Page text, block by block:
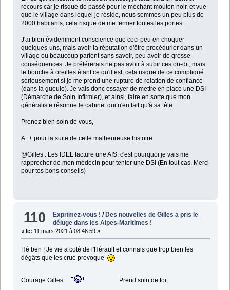
recours car je risque de passé pour le méchant mouton noir, et vue
que le village dans lequel je réside, nous sommes un peu plus de
2000 habitants, cela risque de me fermer toutes les portes.
J'ai bien évidemment conscience que ceci peu en choquer
quelques-uns, mais avoir la réputation d'être procédurier dans un
village ou beaucoup parlent sans savoir, peu avoir de grosse
conséquences. Je préférerais ne pas avoir à subir ces on-dit, mais
le bouche à oreilles étant ce qu'il est, cela risque de ce compliqué
sérieusement si je me prend une rupture de relation de confiance
(dans la gueule). Je vais donc essayer de mettre en place une DSI
(Démarche de Soin Infirmier), et ainsi, faire en sorte que mon
généraliste résonne le cabinet qui n'en fait qu'à sa tête.
Prenez bien soin de vous,
A++ pour la suite de cette malheureuse histoire
@Gilles : Les IDEL facture une AIS, c'est pourquoi je vais me
rapprocher de mon médecin pour tenter une DSI (En tout cas, Merci
pour tes bons conseils)
110 Exprimez-vous ! / Des nouvelles de Gilles a pris le
déluge dans les Alpes-Maritimes !
« le: 11 mars 2021 à 08:46:59 »
Hé ben ! Je vie a coté de l'Hérault et connais que trop bien les
dégâts que les crue provoque
Courage Gilles Prend soin de toi,